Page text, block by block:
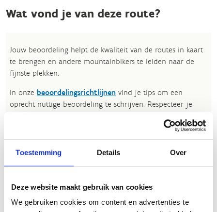
Toestemming Details Over
Deze website maakt gebruik van cookies
We gebruiken cookies om content en advertenties te
Wat vond je van deze route?
Jouw beoordeling helpt de kwaliteit van de routes in kaart
te brengen en andere mountainbikers te leiden naar de
fijnste plekken.
In onze beoordelingsrichtlijnen vind je tips om een
oprecht nuttige beoordeling te schrijven. Respecteer je
beoordelingen te verwijderen. Wij behouden ons het recht
om kleine aanpassingen aan te brengen in het
tekstgedeelte van jouw evaluatie zonder de feitelijke
Voor meer informatie over onze routestructuren, neem een
kijkje bij deFAQ.